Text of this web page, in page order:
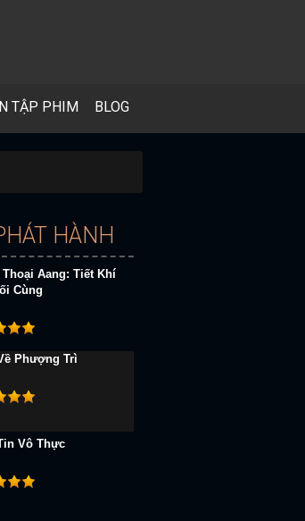
TẬP PHIM BLOG
HÀNH
Thoại Aang: Tiết Khí
Cùng
Phượng Trì
Vô Thực